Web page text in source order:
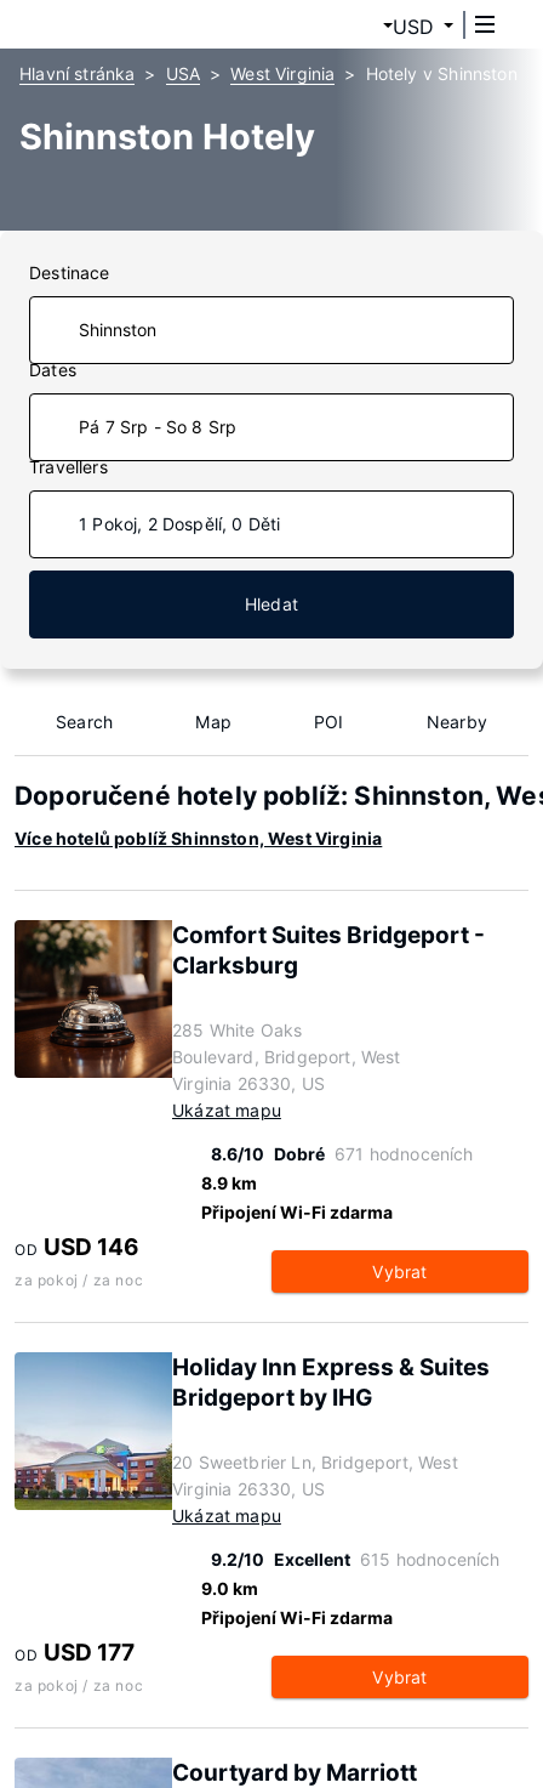
USD
Hlavní stránka USA West Virginia Hotely v Shinnston
Shinnston Hotely
Destinace
Dates
Pá 7 Srp - So 8 Srp
Travellers
1 Pokoj, 2 Dospělí, 0 Děti
Hledat
Search Map POI Nearby
Doporučené hotely poblíž: Shinnston,
Více hotelů poblíž Shinnston, West Virginia
Comfort Suites Bridgeport -
Clarksburg
285 White Oaks
Boulevard, Bridgeport, West
Virginia 26330, US
Ukázat mapu
8.6/10 Dobré 671 hodnoceních
8.9 km
Připojení Wi-Fi zdarma
OD USD 146
za pokoj / za noc Vybrat
Holiday Inn Express & Suites
Bridgeport by IHG
20 Sweetbrier Ln, Bridgeport, West
Virginia 26330, US
Ukázat mapu
9.2/10 Excellent 615 hodnoceních
9.0 km
Připojení Wi-Fi zdarma
OD USD 177
za pokoj / za noc Vybrat
Courtyard by Marriott